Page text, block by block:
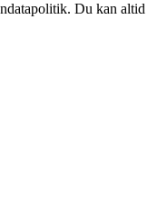
Du kan altid